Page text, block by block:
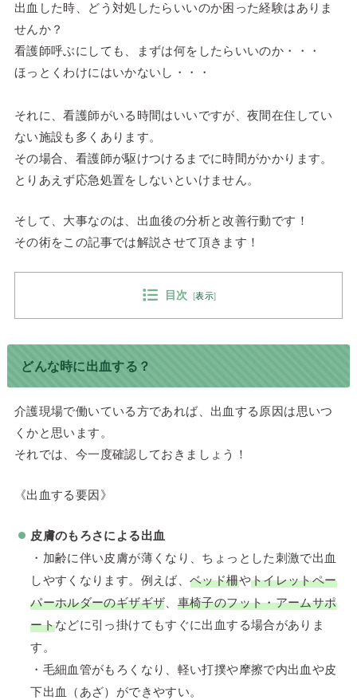
出血した時、どう対処したらいいのか困った経験はありま
せんか？
看護師呼ぶにしても、まずは何をしたらいいのか・・・
ほっとくわけにはいかないし・・・
それに、看護師がいる時間はいいですが、夜間在住してい
ない施設も多くあります。
その場合、看護師が駆けつけるまでに時間がかかります。
とりあえず応急処置をしないといけません。
そして、大事なのは、出血後の分析と改善行動です！
その術をこの記事では解説させて頂きます！
目次 [表示]
どんな時に出血する？
介護現場で働いている方であれば、出血する原因は思いつ
くかと思います。
それでは、今一度確認しておきましょう！
《出血する要因》
皮膚のもろさによる出血
・加齢に伴い皮膚が薄くなり、ちょっとした刺激で出血
しやすくなります。例えば、ベッド柵やトイレットペー
パーホルダーのギザギザ
車椅子のフット・アームサポ
ートなどに引っ掛けてもすぐに出血する場合がありま
す。
・毛細血管がもろくなり、軽い打撲や摩擦で内出血や皮
下出血（あざ）ができやすい。